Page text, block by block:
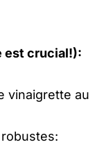
est crucial!):
vinaigrette au